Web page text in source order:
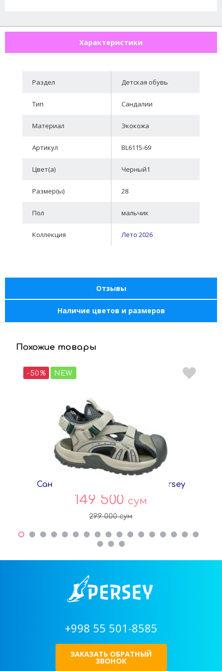
Характеристики
Раздел Детская обувь
Тип Сандалии
Материал Экокожа
Артикул BL6115-69
Цвет(а) Черный1
Размер(ы) 28
Пол мальчик
Коллекция Лето 2026
Отзывы
Наличие цветов и размеров
Похожие товары
-50% NEW
Сандалии Хаки Сетка T8818 Persey
149 500 сум
299 000сум
+998 55 501-8585
ЗАКАЗАТЬ ОБРАТНЫЙ
ЗВОНОК